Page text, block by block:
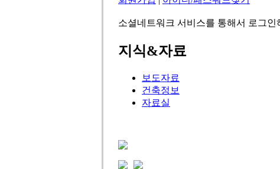
소셜네트워크 서비스를 통해서 로그
지식&자료
보도자료
건축정보
자료실